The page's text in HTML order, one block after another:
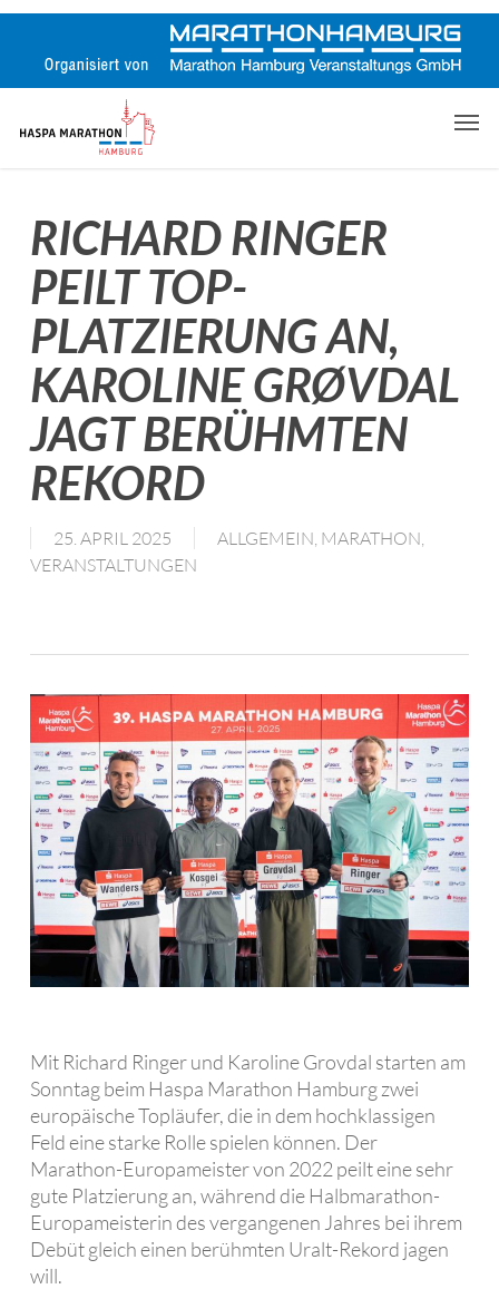
Skip
content
RICHARD RINGER
PEILT TOP-
PLATZIERUNG AN,
KAROLINE GRØVDAL
JAGT BERÜHMTEN
REKORD
25. APRIL 2025 ALLGEMEIN, MARATHON,
VERANSTALTUNGEN
Mit Richard Ringer und Karoline Grovdal starten am
Sonntag beim Haspa Marathon Hamburg zwei
europäische Topläufer, die in dem hochklassigen
Feld eine starke Rolle spielen können. Der
Marathon-Europameister von 2022 peilt eine sehr
gute Platzierung an, während die Halbmarathon-
Europameisterin des vergangenen Jahres bei ihrem
Debüt gleich einen berühmten Uralt-Rekord jagen
will.